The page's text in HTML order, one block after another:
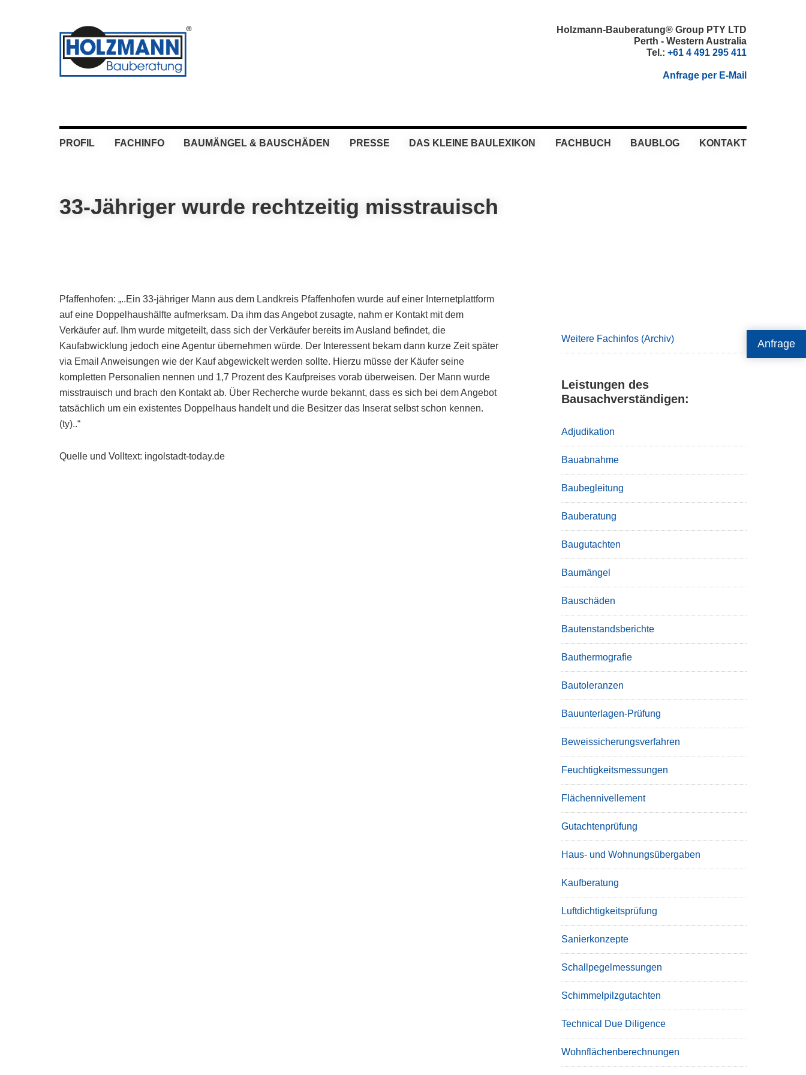
Anfrage
Holzmann-Bauberatung® Group PTY LTD
Perth - Western Australia
Tel.: +61 4 491 295 411
Anfrage per E-Mail
PROFIL FACHINFO BAUMÄNGEL & BAUSCHÄDEN PRESSE DAS KLEINE BAULEXIKON FACHBUCH BAUBLOG KONTAKT
33-Jähriger wurde rechtzeitig misstrauisch
Pfaffenhofen: „..Ein 33-jähriger Mann aus dem Landkreis Pfaffenhofen wurde auf einer Internetplattform
auf eine Doppelhaushälfte aufmerksam. Da ihm das Angebot zusagte, nahm er Kontakt mit dem
Verkäufer auf. Ihm wurde mitgeteilt, dass sich der Verkäufer bereits im Ausland befindet, die
Kaufabwicklung jedoch eine Agentur übernehmen würde. Der Interessent bekam dann kurze Zeit später
via Email Anweisungen wie der Kauf abgewickelt werden sollte. Hierzu müsse der Käufer seine
kompletten Personalien nennen und 1,7 Prozent des Kaufpreises vorab überweisen. Der Mann wurde
misstrauisch und brach den Kontakt ab. Über Recherche wurde bekannt, dass es sich bei dem Angebot
tatsächlich um ein existentes Doppelhaus handelt und die Besitzer das Inserat selbst schon kennen.
(ty)..“
Quelle und Volltext: ingolstadt-today.de
Weitere Fachinfos (Archiv)
Leistungen des
Bausachverständigen:
Adjudikation
Bauabnahme
Baubegleitung
Bauberatung
Baugutachten
Baumängel
Bauschäden
Bautenstandsberichte
Bauthermografie
Bautoleranzen
Bauunterlagen-Prüfung
Beweissicherungsverfahren
Feuchtigkeitsmessungen
Flächennivellement
Gutachtenprüfung
Haus- und Wohnungsübergaben
Kaufberatung
Luftdichtigkeitsprüfung
Sanierkonzepte
Schallpegelmessungen
Schimmelpilzgutachten
Technical Due Diligence
Wohnflächenberechnungen